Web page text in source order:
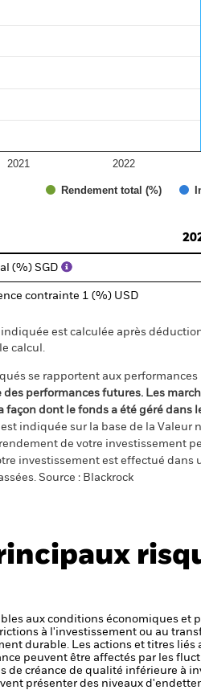
Rendement total (%)
2021 2022
(%) SGD
contrainte 1 (%) USD
est calculée après
calcul.
se rapportent aux performances
performances futures. Les
façon dont le fonds a été géré dans
indiquée sur la base de la Valeur
de votre investissement
investissement est effectué
Source : Blackrock
aux conditions économiques et
à l'investissement ou au
durable. Les actions et titres
peuvent être affectés par les
de créance de qualité inférieure à
présenter des niveaux